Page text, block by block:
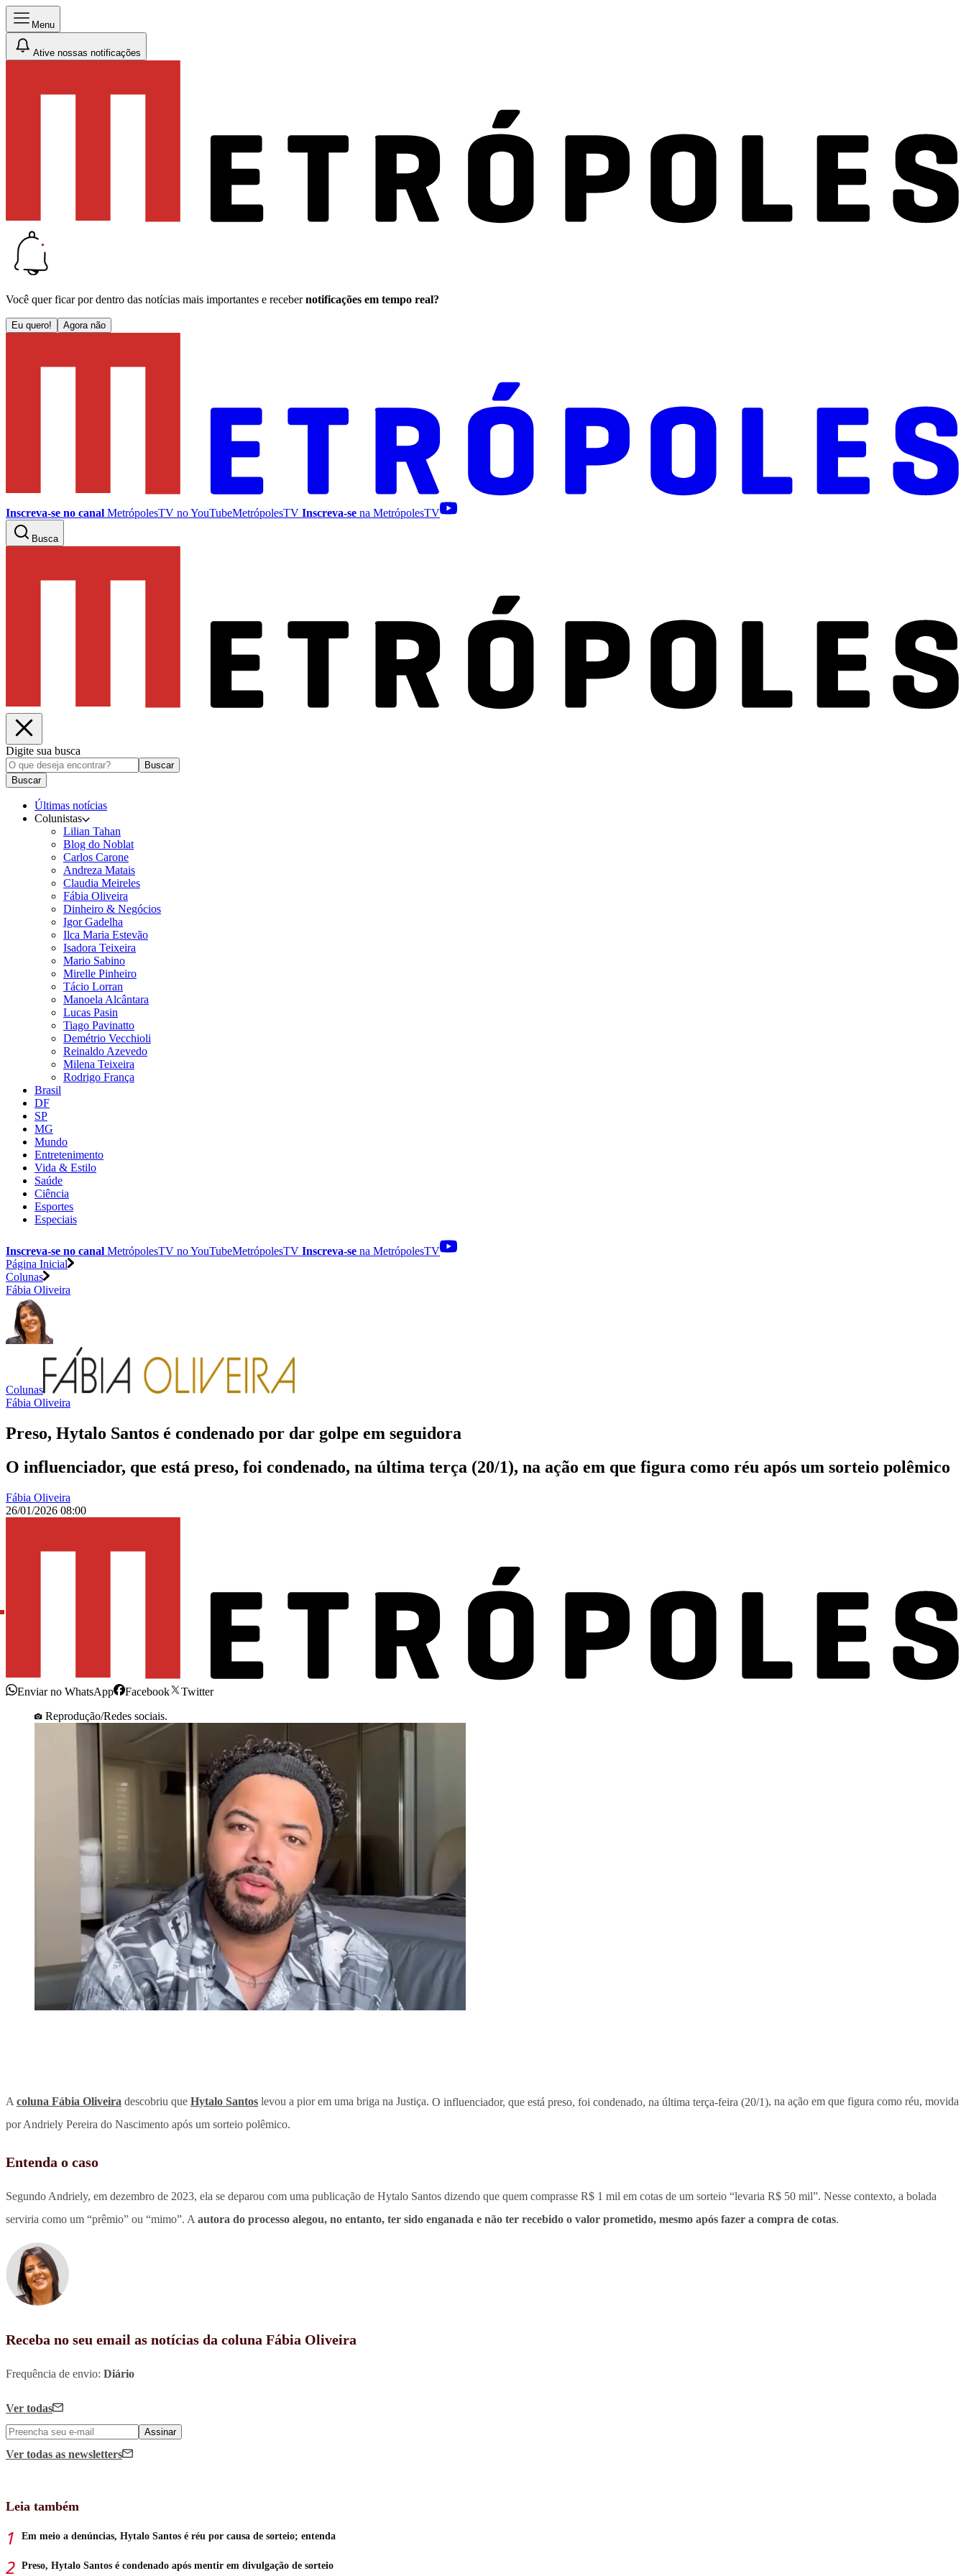
Menu
Ative nossas notificações
Você quer ficar por dentro das notícias mais importantes e receber notificações em tempo real?
Eu quero! Agora não
Inscreva-se no canal MetrópolesTV noYouTubeMetrópolesTV Inscreva-se na MetrópolesTV
Busca
Digite sua busca
Buscar
Buscar
Últimas notícias
Colunistas
Lilian Tahan
Blog do Noblat
Carlos Carone
Andreza Matais
Claudia Meireles
Fábia Oliveira
Dinheiro & Negócios
Igor Gadelha
Ilca Maria Estevão
Isadora Teixeira
Mario Sabino
Mirelle Pinheiro
Tácio Lorran
Manoela Alcântara
Lucas Pasin
Tiago Pavinatto
Demétrio Vecchioli
Reinaldo Azevedo
Milena Teixeira
Rodrigo França
Brasil
DF
SP
MG
Mundo
Entretenimento
Vida & Estilo
Saúde
Ciência
Esportes
Especiais
Inscreva-se no canal MetrópolesTV noYouTubeMetrópolesTV Inscreva-se na MetrópolesTV
Página Inicial
Colunas
Fábia Oliveira
Colunas
Fábia Oliveira
Preso, Hytalo Santos é condenado por dar golpe em seguidora
O influenciador, que está preso, foi condenado, na última terça (20/1), na ação em que figura como réu após um sorteio polêmico
Fábia Oliveira
26/01/2026 08:00
Enviar no WhatsApp Facebook
Twitter
Reprodução/Redes sociais.
A coluna Fábia Oliveira descobriu que Hytalo Santos levou a pior em uma briga na Justiça. O influenciador, que está preso, foi condenado, na última terça-feira (20/1), na ação em que figura como réu, movida
por Andriely Pereira do Nascimento após um sorteio polêmico.
Entenda o caso
Segundo Andriely, em dezembro de 2023, ela se deparou com uma publicação de Hytalo Santos dizendo que quem comprasse R$ 1 mil em cotas de um sorteio “levaria R$ 50 mil”. Nesse contexto, a bolada
serviria como um “prêmio” ou “mimo”. A autora do processo alegou, no entanto, ter sido enganada e não ter recebido o valor prometido, mesmo após fazer a compra de cotas.
Receba no seu email as notícias da coluna Fábia Oliveira
Frequência de envio: Diário
Ver todas
Assinar
Ver todas as newsletters
Leia também
Em meio a denúncias, Hytalo Santos é réu por causa de sorteio; entenda
Preso, Hytalo Santos é condenado após mentir em divulgação de sorteio